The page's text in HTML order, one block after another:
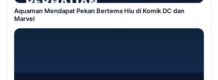
Aquaman Mendapat Pekan Bertema Hiu di Komik DC dan
Marvel